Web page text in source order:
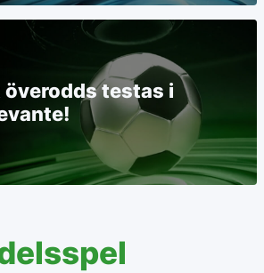
överodds testas i